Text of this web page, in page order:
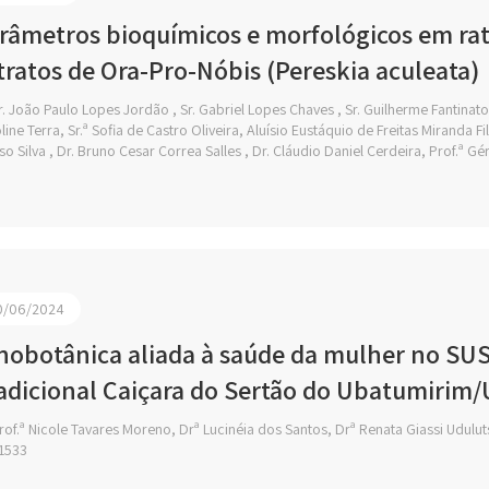
bioquímicos e morfológicos em
de Ora-Pro-Nóbis (Pereskia aculeata)
João Paulo Lopes Jordão , Sr. Gabriel Lopes Chaves , Sr. Guilherme
Terra, Sr.ª Sofia de Castro Oliveira, Aluísio Eustáquio de Freitas Miranda
Silva , Dr. Bruno Cesar Correa Salles , Dr. Cláudio Daniel Cerdeira, Prof.ª
06/2024
aliada à saúde da mulher no
Caiçara do Sertão do
Nicole Tavares Moreno, Drª Lucinéia dos Santos, Drª Renata Giassi